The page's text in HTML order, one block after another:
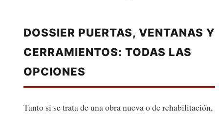
DOSSIER PUERTAS, VENTANAS Y
CERRAMIENTOS: TODAS LAS
OPCIONES
Tanto si se trata de una obra nueva o de rehabilitación,